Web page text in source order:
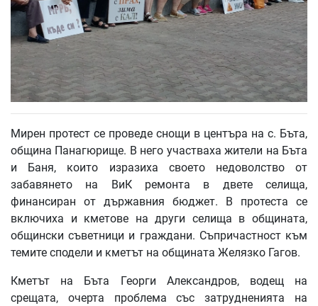
Мирен протест се проведе снощи в центъра на с. Бъта,
община Панагюрище. В него участваха жители на Бъта
и Баня, които изразиха своето недоволство от
забавянето на ВиК ремонта в двете селища,
финансиран от държавния бюджет. В протеста се
включиха и кметове на други селища в общината,
общински съветници и граждани. Съпричастност към
темите сподели и кметът на общината Желязко Гагов.
Кметът на Бъта Георги Александров, водещ на
срещата, очерта проблема със затрудненията на